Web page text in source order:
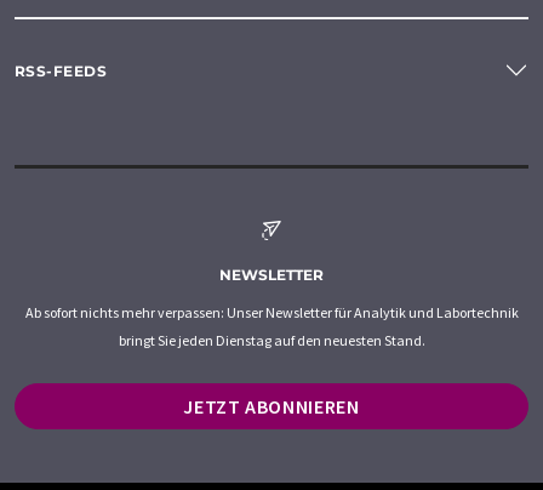
RSS-FEEDS
NEWSLETTER
Ab sofort nichts mehr verpassen: Unser Newsletter für Analytik und Labortechnik
bringt Sie jeden Dienstag auf den neuesten Stand.
JETZT ABONNIEREN